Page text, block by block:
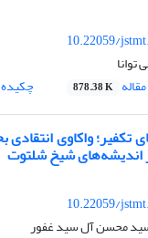
10.22059/
878.38 K
تکفیر؛ واکاوی
اندیشه‌های شیخ شلتوت
10.22059/
محسن آل سید غفور